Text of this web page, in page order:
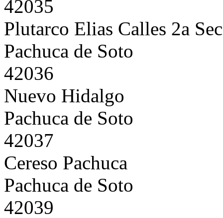
42035
Plutarco Elias Calles 2a
Pachuca de Soto
42036
Nuevo Hidalgo
Pachuca de Soto
42037
Cereso Pachuca
Pachuca de Soto
42039